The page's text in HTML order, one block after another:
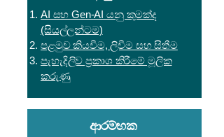
AI සහ Gen-AI යනු කුමක්ද
(සියල්ලන්ටම)
පළමුව කියවීම, ලිවීම සහ සිතීම
පැහැදිලිව ප්‍රකාශ කිරීමේ මූලික
කරුණු
ආරම්භක